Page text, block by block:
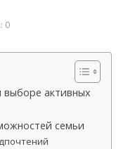
0
выборе активных
семьи